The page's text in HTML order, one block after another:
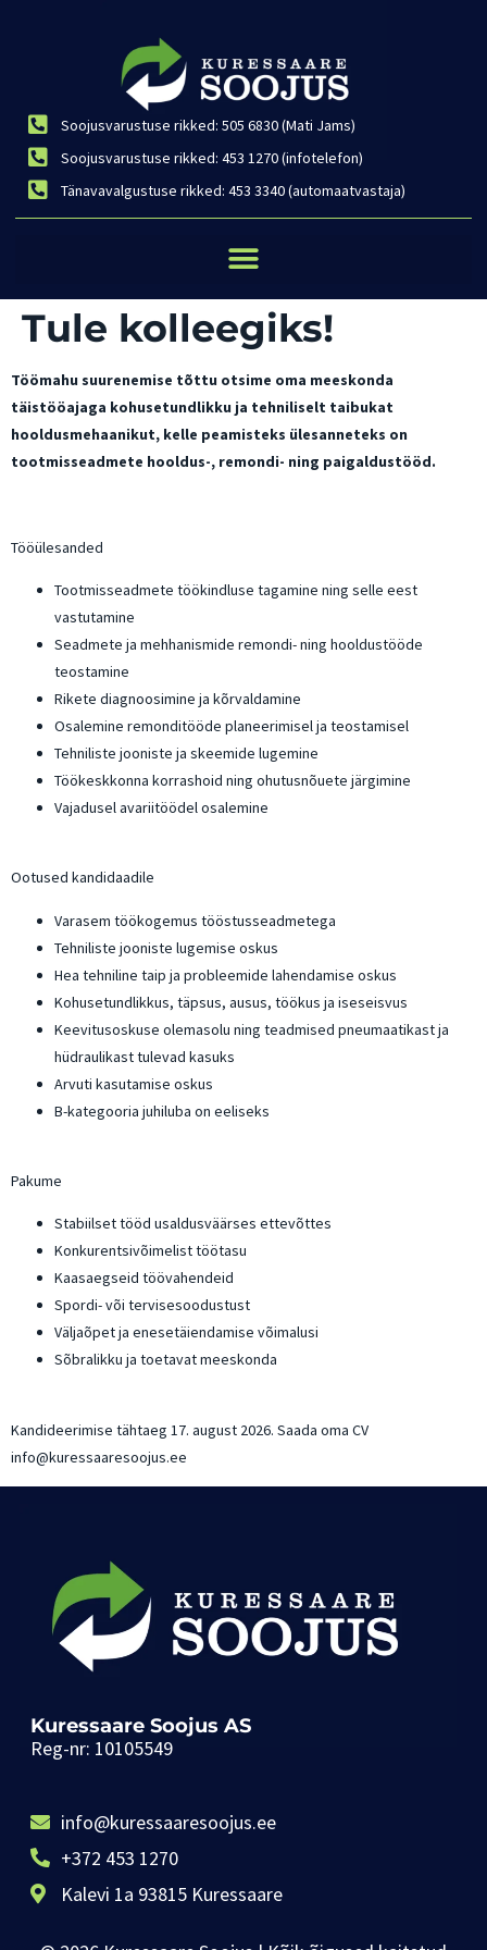
Soojusvarustuse rikked: 505 6830 (Mati Jams)
Soojusvarustuse rikked: 453 1270 (infotelefon)
Tänavavalgustuse rikked: 453 3340 (automaatvastaja)
Tule kolleegiks!
Töömahu suurenemise tõttu otsime oma meeskonda
täistööajaga kohusetundlikku ja tehniliselt taibukat
hooldusmehaanikut, kelle peamisteks ülesanneteks on
tootmisseadmete hooldus-, remondi- ning paigaldustööd.
Tööülesanded
Tootmisseadmete töökindluse tagamine ning selle eest
vastutamine
Seadmete ja mehhanismide remondi- ning hooldustööde
teostamine
Rikete diagnoosimine ja kõrvaldamine
Osalemine remonditööde planeerimisel ja teostamisel
Tehniliste jooniste ja skeemide lugemine
Töökeskkonna korrashoid ning ohutusnõuete järgimine
Vajadusel avariitöödel osalemine
Ootused kandidaadile
Varasem töökogemus tööstusseadmetega
Tehniliste jooniste lugemise oskus
Hea tehniline taip ja probleemide lahendamise oskus
Kohusetundlikkus, täpsus, ausus, töökus ja iseseisvus
Keevitusoskuse olemasolu ning teadmised pneumaatikast ja
hüdraulikast tulevad kasuks
Arvuti kasutamise oskus
B-kategooria juhiluba on eeliseks
Pakume
Stabiilset tööd usaldusväärses ettevõttes
Konkurentsivõimelist töötasu
Kaasaegseid töövahendeid
Spordi- või tervisesoodustust
Väljaõpet ja enesetäiendamise võimalusi
Sõbralikku ja toetavat meeskonda
Kandideerimise tähtaeg 17. august 2026. Saada oma CV
info@kuressaaresoojus.ee
Kuressaare Soojus AS
Reg-nr: 10105549
info@kuressaaresoojus.ee
+372 453 1270
Kalevi 1a 93815 Kuressaare